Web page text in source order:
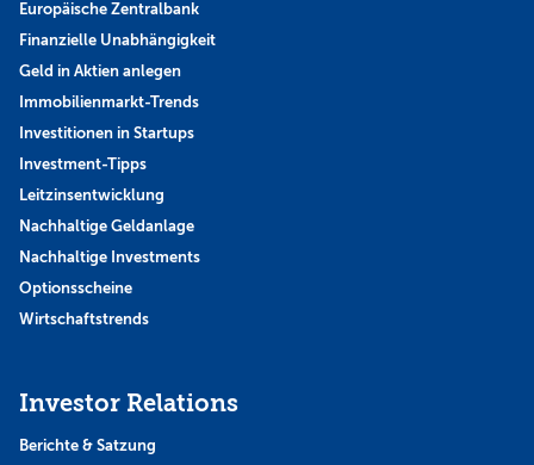
Europäische Zentralbank
Finanzielle Unabhängigkeit
Geld in Aktien anlegen
Immobilienmarkt-Trends
Investitionen in Startups
Investment-Tipps
Leitzinsentwicklung
Nachhaltige Geldanlage
Nachhaltige Investments
Optionsscheine
Wirtschaftstrends
Investor Relations
Berichte & Satzung